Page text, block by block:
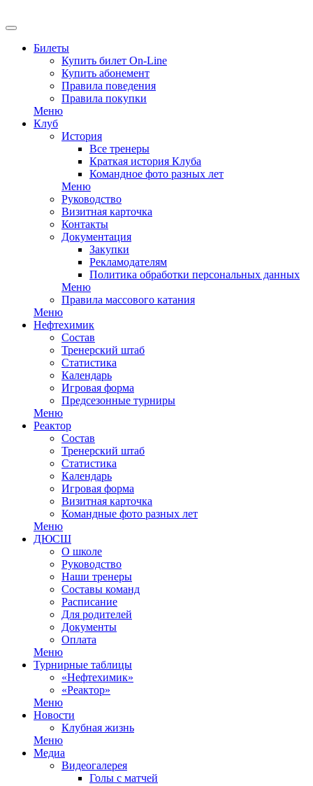
Билеты
Купить билет On-Line
Купить абонемент
Правила поведения
Правила покупки
Меню
Клуб
История
Все тренеры
Краткая история Клуба
Командное фото разных лет
Меню
Руководство
Визитная карточка
Контакты
Документация
Закупки
Рекламодателям
Политика обработки персональных данных
Меню
Правила массового катания
Меню
Нефтехимик
Состав
Тренерский штаб
Статистика
Календарь
Игровая форма
Предсезонные турниры
Меню
Реактор
Состав
Тренерский штаб
Статистика
Календарь
Игровая форма
Визитная карточка
Командные фото разных лет
Меню
ДЮСШ
О школе
Руководство
Наши тренеры
Составы команд
Расписание
Для родителей
Документы
Оплата
Меню
Турнирные таблицы
«Нефтехимик»
«Реактор»
Меню
Новости
Клубная жизнь
Меню
Медиа
Видеогалерея
Голы с матчей